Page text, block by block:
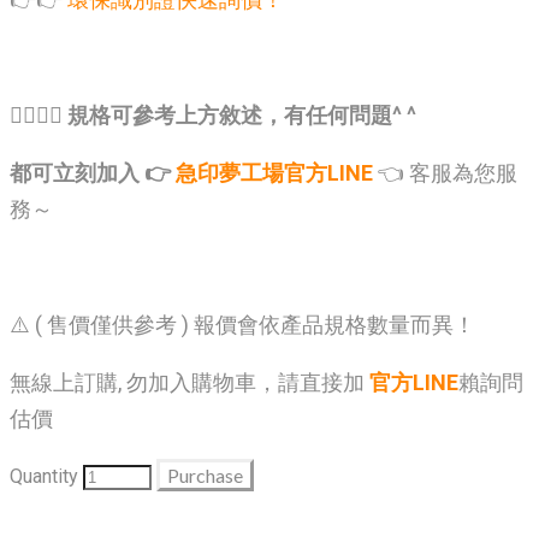
🙋‍♂️🙋‍♂️ 規格可參考上方敘述，有任何問題^ ^
都可立刻加入 👉急印夢工場官方LINE👈 客服為您服
務～
⚠️ ( 售價僅供參考 ) 報價會依產品規格數量而異！
無線上訂購, 勿加入購物車，請直接加 官方LINE賴詢問
估價
Quantity Purchase